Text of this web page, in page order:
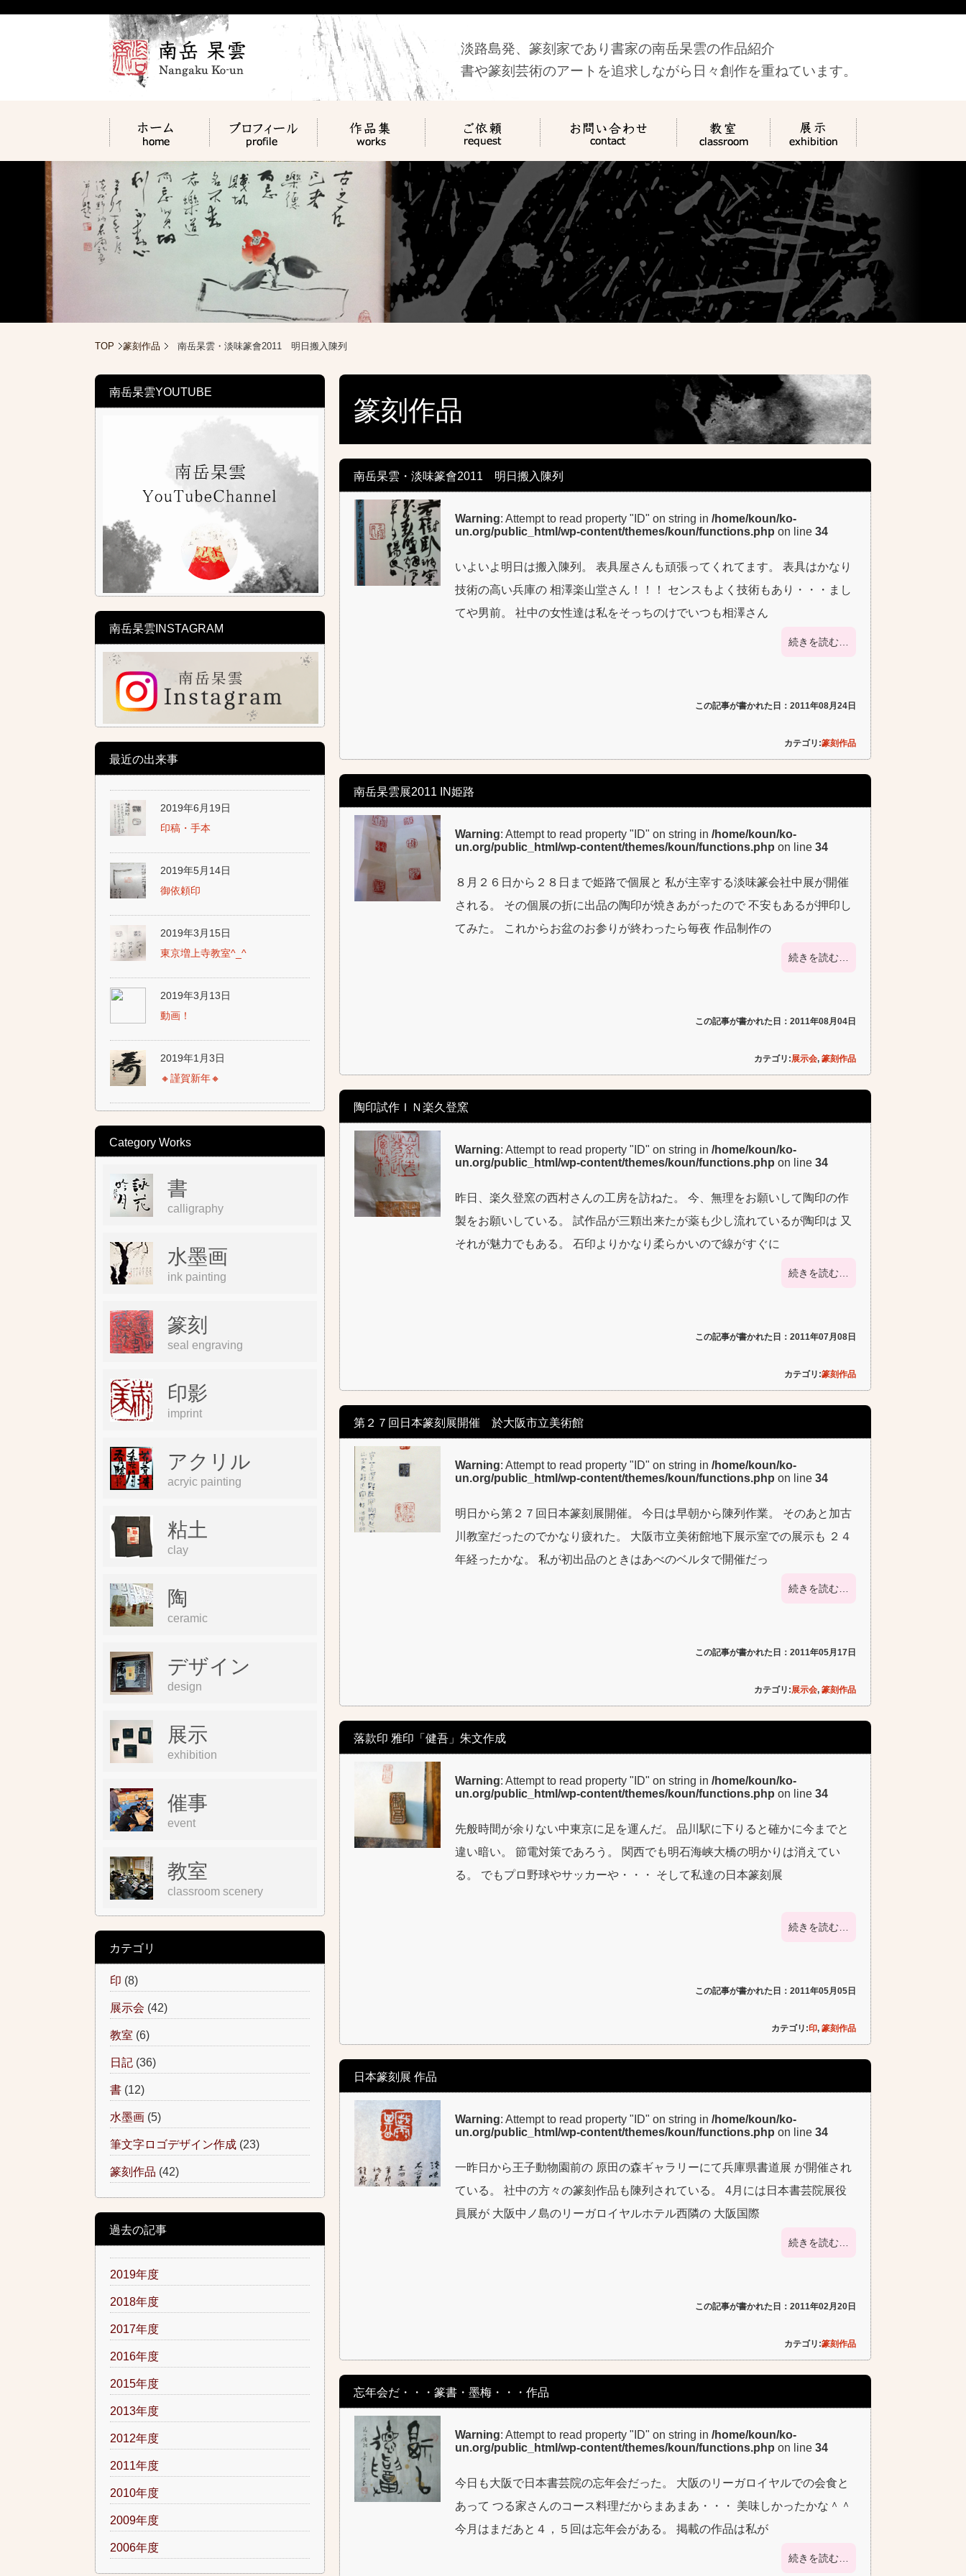
淡路島発、篆刻家であり書家の南岳杲雲の作品紹介
書や篆刻芸術のアートを追求しながら日々創作を重ねています。
TOP 篆刻作品 南岳杲雲・淡味篆會2011 明日搬入陳列
篆刻作品
南岳杲雲・淡味篆會2011 明日搬入陳列
Warning: Attempt to read property "ID" on string in /home/koun/ko-
un.org/public_html/wp-content/themes/koun/functions.php on line 34
いよいよ明日は搬入陳列。 表具屋さんも頑張ってくれてます。 表具はかなり
技術の高い兵庫の 相澤楽山堂さん！！！ センスもよく技術もあり・・・まし
てや男前。 社中の女性達は私をそっちのけでいつも相澤さん
続きを読む…
この記事が書かれた日：2011年08月24日
カテゴリ:篆刻作品
南岳杲雲展2011 IN姫路
Warning: Attempt to read property "ID" on string in /home/koun/ko-
un.org/public_html/wp-content/themes/koun/functions.php on line 34
８月２６日から２８日まで姫路で個展と 私が主宰する淡味篆会社中展が開催
される。 その個展の折に出品の陶印が焼きあがったので 不安もあるが押印し
てみた。 これからお盆のお参りが終わったら毎夜 作品制作の
続きを読む…
この記事が書かれた日：2011年08月04日
カテゴリ:展示会, 篆刻作品
陶印試作ＩＮ楽久登窯
Warning: Attempt to read property "ID" on string in /home/koun/ko-
un.org/public_html/wp-content/themes/koun/functions.php on line 34
昨日、楽久登窯の西村さんの工房を訪ねた。 今、無理をお願いして陶印の作
製をお願いしている。 試作品が三顆出来たが薬も少し流れているが陶印は 又
それが魅力でもある。 石印よりかなり柔らかいので線がすぐに
続きを読む…
この記事が書かれた日：2011年07月08日
カテゴリ:篆刻作品
第２７回日本篆刻展開催 於大阪市立美術館
Warning: Attempt to read property "ID" on string in /home/koun/ko-
un.org/public_html/wp-content/themes/koun/functions.php on line 34
明日から第２７回日本篆刻展開催。 今日は早朝から陳列作業。 そのあと加古
川教室だったのでかなり疲れた。 大阪市立美術館地下展示室での展示も ２４
年経ったかな。 私が初出品のときはあべのベルタで開催だっ
続きを読む…
この記事が書かれた日：2011年05月17日
カテゴリ:展示会, 篆刻作品
落款印 雅印「健吾」朱文作成
Warning: Attempt to read property "ID" on string in /home/koun/ko-
un.org/public_html/wp-content/themes/koun/functions.php on line 34
先般時間が余りない中東京に足を運んだ。 品川駅に下りると確かに今までと
違い暗い。 節電対策であろう。 関西でも明石海峡大橋の明かりは消えてい
る。 でもプロ野球やサッカーや・・・ そして私達の日本篆刻展
続きを読む…
この記事が書かれた日：2011年05月05日
カテゴリ:印, 篆刻作品
日本篆刻展 作品
Warning: Attempt to read property "ID" on string in /home/koun/ko-
un.org/public_html/wp-content/themes/koun/functions.php on line 34
一昨日から王子動物園前の 原田の森ギャラリーにて兵庫県書道展 が開催され
ている。 社中の方々の篆刻作品も陳列されている。 4月には日本書芸院展役
員展が 大阪中ノ島のリーガロイヤルホテル西隣の 大阪国際
続きを読む…
この記事が書かれた日：2011年02月20日
カテゴリ:篆刻作品
忘年会だ・・・篆書・墨梅・・・作品
Warning: Attempt to read property "ID" on string in /home/koun/ko-
un.org/public_html/wp-content/themes/koun/functions.php on line 34
今日も大阪で日本書芸院の忘年会だった。 大阪のリーガロイヤルでの会食と
あって つる家さんのコース料理だからまあまあ・・・ 美味しかったかな＾＾
今月はまだあと４，５回は忘年会がある。 掲載の作品は私が
続きを読む…
南岳杲雲YOUTUBE
南岳杲雲INSTAGRAM
最近の出来事
2019年6月19日
印稿・手本
2019年5月14日
御依頼印
2019年3月15日
東京増上寺教室^_^
2019年3月13日
動画！
2019年1月3日
🔸謹賀新年🔸
Category Works
書
calligraphy
水墨画
ink painting
篆刻
seal engraving
印影
imprint
アクリル
acryic painting
粘土
clay
陶
ceramic
デザイン
design
展示
exhibition
催事
event
教室
classroom scenery
カテゴリ
印 (8)
展示会 (42)
教室 (6)
日記 (36)
書 (12)
水墨画 (5)
筆文字ロゴデザイン作成 (23)
篆刻作品 (42)
過去の記事
2019年度
2018年度
2017年度
2016年度
2015年度
2013年度
2012年度
2011年度
2010年度
2009年度
2006年度